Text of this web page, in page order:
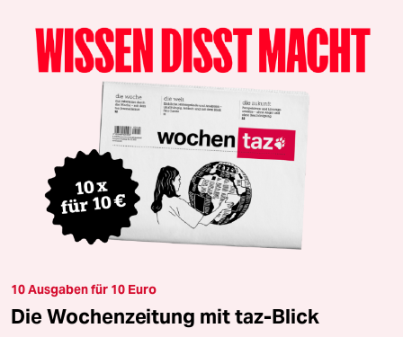
10 Ausgaben für 10 Euro
Die Wochenzeitung mit taz-Blick